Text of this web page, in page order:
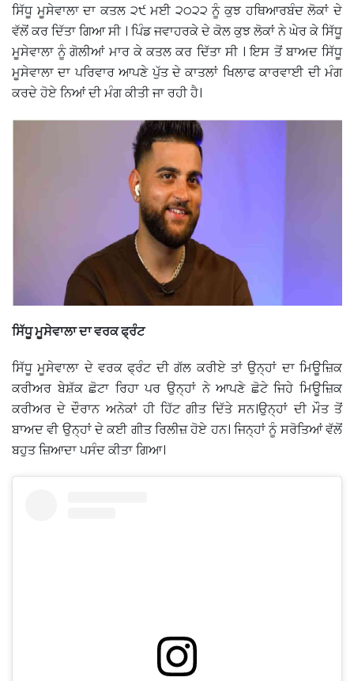
ਸਿੱਧੂ ਮੂਸੇਵਾਲਾ ਦਾ ਕਤਲ ੨੯ ਮਈ ੨੦੨੨ ਨੂੰ ਕੁਝ ਹਥਿਆਰਬੰਦ ਲੋਕਾਂ ਦੇ
ਵੱਲੋਂ ਕਰ ਦਿੱਤਾ ਗਿਆ ਸੀ । ਪਿੰਡ ਜਵਾਹਰਕੇ ਦੇ ਕੋਲ ਕੁਝ ਲੋਕਾਂ ਨੇ ਘੇਰ ਕੇ ਸਿੱਧੂ
ਮੂਸੇਵਾਲਾ ਨੂੰ ਗੋਲੀਆਂ ਮਾਰ ਕੇ ਕਤਲ ਕਰ ਦਿੱਤਾ ਸੀ । ਇਸ ਤੋਂ ਬਾਅਦ ਸਿੱਧੂ
ਮੂਸੇਵਾਲਾ ਦਾ ਪਰਿਵਾਰ ਆਪਣੇ ਪੁੱਤ ਦੇ ਕਾਤਲਾਂ ਖਿਲਾਫ ਕਾਰਵਾਈ ਦੀ ਮੰਗ
ਕਰਦੇ ਹੋਏ ਨਿਆਂ ਦੀ ਮੰਗ ਕੀਤੀ ਜਾ ਰਹੀ ਹੈ।
ਸਿੱਧੂ ਮੂਸੇਵਾਲਾ ਦਾ ਵਰਕ ਫ੍ਰੰਟ
ਸਿੱਧੂ ਮੂਸੇਵਾਲਾ ਦੇ ਵਰਕ ਫ੍ਰੰਟ ਦੀ ਗੱਲ ਕਰੀਏ ਤਾਂ ਉਨ੍ਹਾਂ ਦਾ ਮਿਊਜ਼ਿਕ
ਕਰੀਅਰ ਬੇਸ਼ੱਕ ਛੋਟਾ ਰਿਹਾ ਪਰ ਉਨ੍ਹਾਂ ਨੇ ਆਪਣੇ ਛੋਟੇ ਜਿਹੇ ਮਿਊਜ਼ਿਕ
ਕਰੀਅਰ ਦੇ ਦੌਰਾਨ ਅਨੇਕਾਂ ਹੀ ਹਿੱਟ ਗੀਤ ਦਿੱਤੇ ਸਨ।ਉਨ੍ਹਾਂ ਦੀ ਮੌਤ ਤੋਂ
ਬਾਅਦ ਵੀ ਉਨ੍ਹਾਂ ਦੇ ਕਈ ਗੀਤ ਰਿਲੀਜ਼ ਹੋਏ ਹਨ। ਜਿਨ੍ਹਾਂ ਨੂੰ ਸਰੋਤਿਆਂ ਵੱਲੋਂ
ਬਹੁਤ ਜ਼ਿਆਦਾ ਪਸੰਦ ਕੀਤਾ ਗਿਆ।